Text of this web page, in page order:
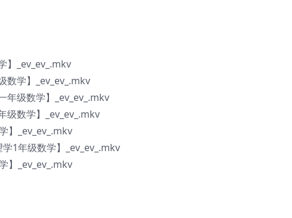
】_ev_ev_.mkv
数学】_ev_ev_.mkv
年级数学】_ev_ev_.mkv
级数学】_ev_ev_.mkv
】_ev_ev_.mkv
1年级数学】_ev_ev_.mkv
】_ev_ev_.mkv